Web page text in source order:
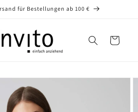
für Bestellungen ab 100 €
Warenkorb